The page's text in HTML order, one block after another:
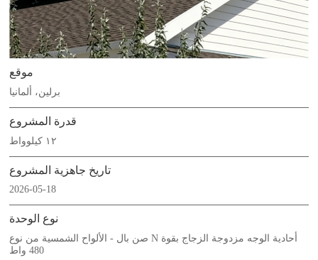
موقع
برلين، ألمانيا
قدرة المشروع
١٢ كيلوواط
تاريخ جاهزية المشروع
2026-05-18
نوع الوحدة
صن بال - الألواح الشمسية من نوع N أحادية الوجه مزدوجة الزجاج بقوة
480 واط